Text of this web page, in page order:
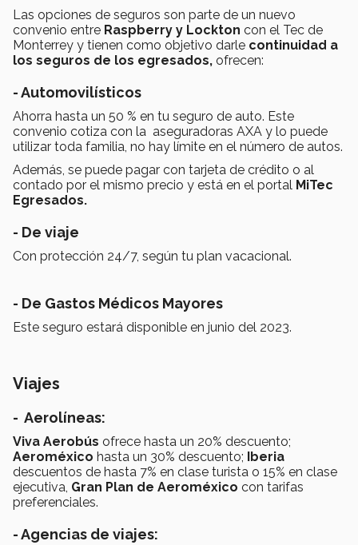
Las opciones de seguros son parte de un nuevo
convenio entre Raspberry y Lockton con el Tec de
Monterrey y tienen como objetivo darle continuidad a
los seguros de los egresados, ofrecen:
- Automovilísticos
Ahorra hasta un 50 % en tu seguro de auto. Este
convenio cotiza con la aseguradoras AXA y lo puede
utilizar toda familia, no hay límite en el número de autos.
Además, se puede pagar con tarjeta de crédito o al
contado por el mismo precio y está en el portal MiTec
Egresados.
- De viaje
Con protección 24/7, según tu plan vacacional.
- De Gastos Médicos Mayores
Este seguro estará disponible en junio del 2023.
Viajes
- Aerolíneas:
Viva Aerobús ofrece hasta un 20% descuento;
Aeroméxico hasta un 30% descuento; Iberia
descuentos de hasta 7% en clase turista o 15% en clase
ejecutiva, Gran Plan de Aeroméxico con tarifas
preferenciales.
- Agencias de viajes: